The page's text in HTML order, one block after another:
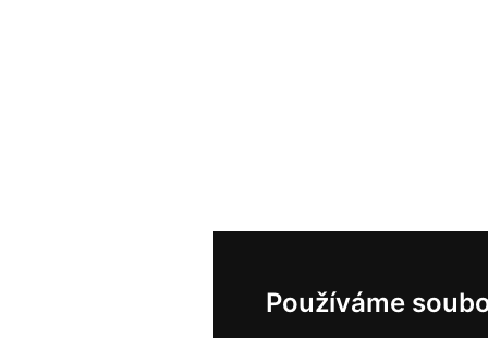
Používáme